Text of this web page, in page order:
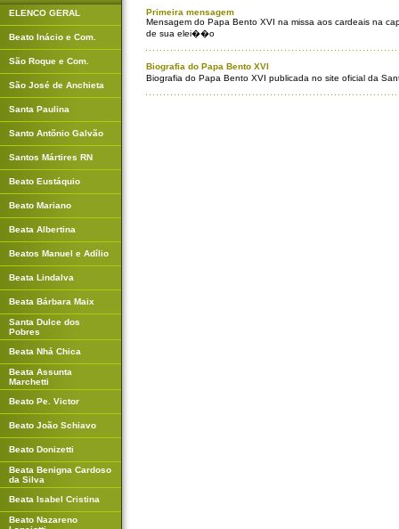
ELENCO GERAL
Beato Inácio e Com.
São Roque e Com.
São José de Anchieta
Santa Paulina
Santo Antõnio Galvão
Santos Mártires RN
Beato Eustáquio
Beato Mariano
Beata Albertina
Beatos Manuel e Adílio
Beata Lindalva
Beata Bárbara Maix
Santa Dulce dos
Pobres
Beata Nhá Chica
Beata Assunta
Marchetti
Beato Pe. Victor
Beato João Schiavo
Beato Donizetti
Beata Benigna Cardoso
da Silva
Beata Isabel Cristina
Beato Nazareno
Primeira mensagem
Mensagem do Papa Bento XVI na missa aos cardeais na
de sua elei��o
Biografia do Papa Bento XVI
Biografia do Papa Bento XVI publicada no site oficial da